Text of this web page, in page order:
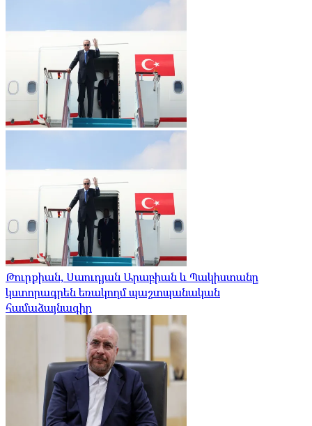
Թուրքիան, Սաուդյան Արաբիան և Պակիստանը
կստորագրեն եռակողմ պաշտպանական
համաձայնագիր